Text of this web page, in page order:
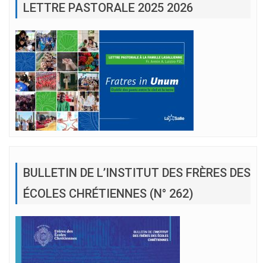
LETTRE PASTORALE 2025 2026
BULLETIN DE L’INSTITUT DES FRÈRES DES
ÉCOLES CHRÉTIENNES (N° 262)